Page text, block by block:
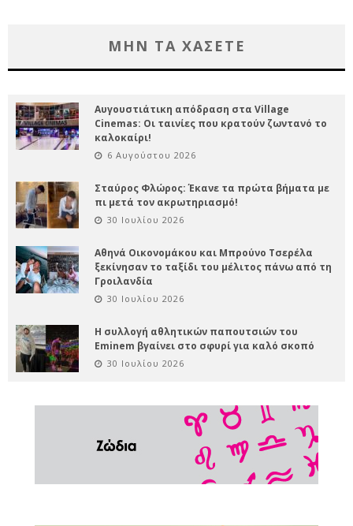
ΜΗΝ ΤΑ ΧΑΣΕΤΕ
Αυγουστιάτικη απόδραση στα Village
Cinemas: Οι ταινίες που κρατούν ζωντανό το
καλοκαίρι!
6 Αυγούστου 2026
Σταύρος Φλώρος: Έκανε τα πρώτα βήματα με
πι μετά τον ακρωτηριασμό!
30 Ιουλίου 2026
Αθηνά Οικονομάκου και Μπρούνο Τσερέλα
ξεκίνησαν το ταξίδι του μέλιτος πάνω από τη
Γροιλανδία
30 Ιουλίου 2026
Η συλλογή αθλητικών παπουτσιών του
Eminem βγαίνει στο σφυρί για καλό σκοπό
30 Ιουλίου 2026